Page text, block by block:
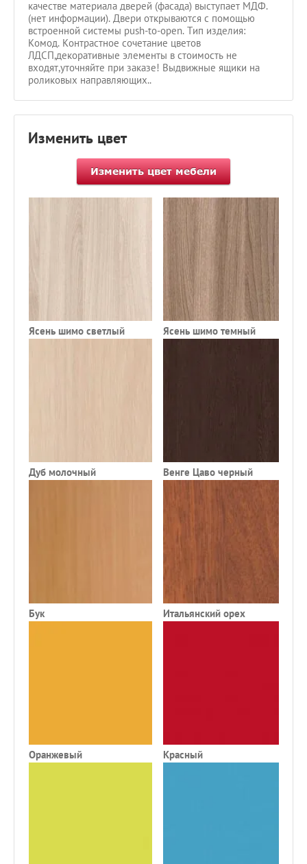
качестве материала дверей (фасада) выступает МДФ.
(нет информации). Двери открываются с помощью
встроенной системы push-to-open. Тип изделия:
Комод. Контрастное сочетание цветов
ЛДСП,декоративные элементы в стоимость не
входят,уточняйте при заказе! Выдвижные ящики на
роликовых направляющих..
Изменить цвет
Ясень шимо светлый Ясень шимо темный
Дуб молочный Венге Цаво черный
Бук Итальянский орех
Оранжевый Красный